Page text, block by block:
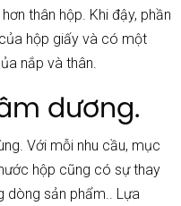
thân hộp. Khi đậy, phần
hộp giấy và có một
nắp và thân.
dương.
Với mỗi nhu cầu, mục
hộp cũng có sự thay
dòng sản phẩm.. Lựa